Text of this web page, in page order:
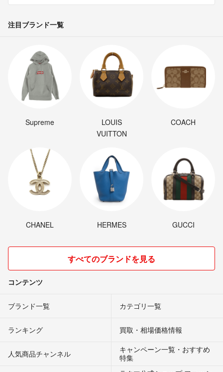
注目ブランド一覧
Supreme
LOUIS
VUITTON
COACH
CHANEL HERMES GUCCI
すべてのブランドを見る
コンテンツ
ブランド一覧 カテゴリ一覧
ランキング 買取・相場価格情報
人気商品チャンネル
キャンペーン一覧・おすすめ
特集